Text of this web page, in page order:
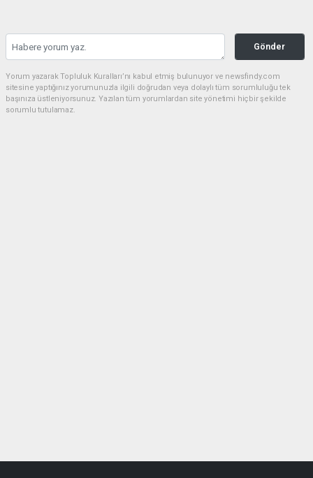
Gönder
Yorum yazarak Topluluk Kuralları’nı kabul etmiş bulunuyor ve newsfindy.com
sitesine yaptığınız yorumunuzla ilgili doğrudan veya dolaylı tüm sorumluluğu tek
başınıza üstleniyorsunuz. Yazılan tüm yorumlardan site yönetimi hiçbir şekilde
sorumlu tutulamaz.